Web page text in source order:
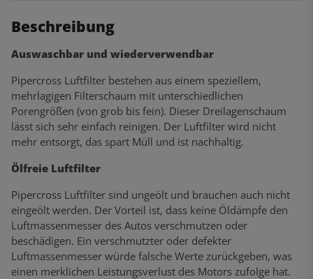
Beschreibung
Auswaschbar und wiederverwendbar
Pipercross Luftfilter bestehen aus einem speziellem,
mehrlagigen Filterschaum mit unterschiedlichen
Porengrößen (von grob bis fein). Dieser Dreilagenschaum
lässt sich sehr einfach reinigen. Der Luftfilter wird nicht
mehr entsorgt, das spart Müll und ist nachhaltig.
Ölfreie Luftfilter
Pipercross Luftfilter sind ungeölt und brauchen auch nicht
eingeölt werden. Der Vorteil ist, dass keine Öldämpfe den
Luftmassenmesser des Autos verschmutzen oder
beschädigen. Ein verschmutzter oder defekter
Luftmassenmesser würde falsche Werte zurückgeben, was
einen merklichen Leistungsverlust des Motors zufolge hat.